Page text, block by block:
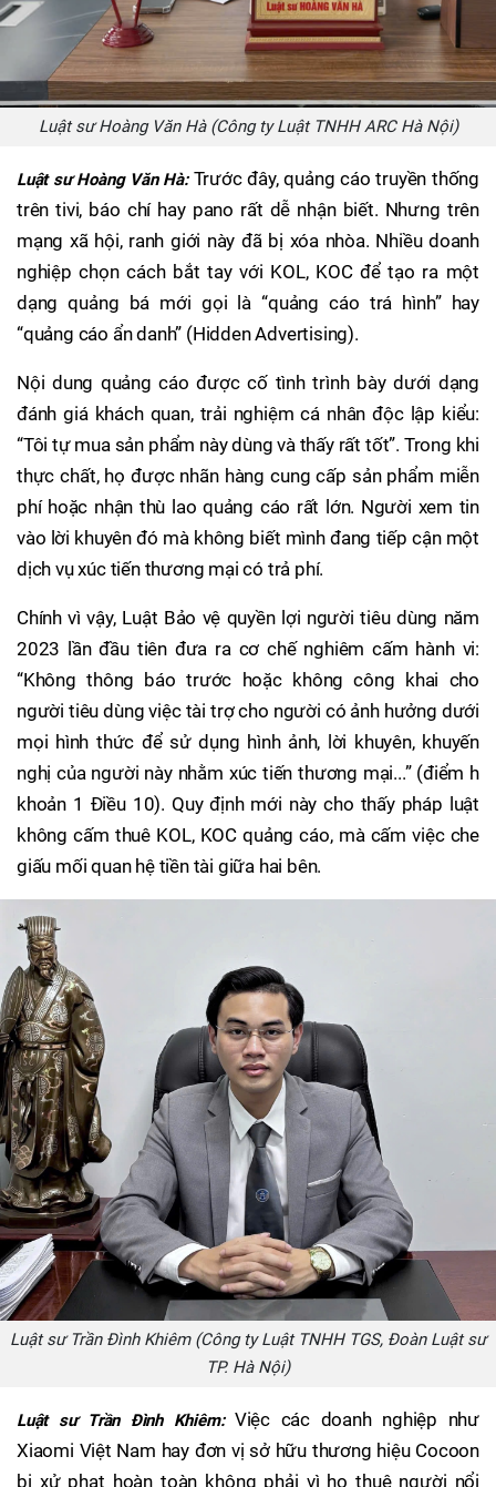
Luật sư Hoàng Văn Hà (Công ty Luật TNHH ARC Hà Nội)
Luật sư Hoàng Văn Hà:Trước đây, quảng cáo truyền thống
trên tivi, báo chí hay pano rất dễ nhận biết. Nhưng trên
mạng xã hội, ranh giới này đã bị xóa nhòa. Nhiều doanh
nghiệp chọn cách bắt tay với KOL, KOC để tạo ra một
dạng quảng bá mới gọi là “quảng cáo trá hình” hay
“quảng cáo ẩn danh” (Hidden Advertising).
Nội dung quảng cáo được cố tình trình bày dưới dạng
đánh giá khách quan, trải nghiệm cá nhân độc lập kiểu:
“Tôi tự mua sản phẩm này dùng và thấy rất tốt”. Trong khi
thực chất, họ được nhãn hàng cung cấp sản phẩm miễn
phí hoặc nhận thù lao quảng cáo rất lớn. Người xem tin
vào lời khuyên đó mà không biết mình đang tiếp cận một
dịch vụ xúc tiến thương mại có trả phí.
Chính vì vậy, Luật Bảo vệ quyền lợi người tiêu dùng năm
2023 lần đầu tiên đưa ra cơ chế nghiêm cấm hành vi:
“Không thông báo trước hoặc không công khai cho
người tiêu dùng việc tài trợ cho người có ảnh hưởng dưới
mọi hình thức để sử dụng hình ảnh, lời khuyên, khuyến
nghị của người này nhằm xúc tiến thương mại...” (điểm h
khoản 1 Điều 10). Quy định mới này cho thấy pháp luật
không cấm thuê KOL, KOC quảng cáo, mà cấm việc che
giấu mối quan hệ tiền tài giữa hai bên.
Luật sư Trần Đình Khiêm (Công ty Luật TNHH TGS, Đoàn Luật sư
TP. Hà Nội)
Luật sư Trần Đình Khiêm: Việc các doanh nghiệp như
Xiaomi Việt Nam hay đơn vị sở hữu thương hiệu Cocoon
bị xử phạt hoàn toàn không phải vì họ thuê người nổi